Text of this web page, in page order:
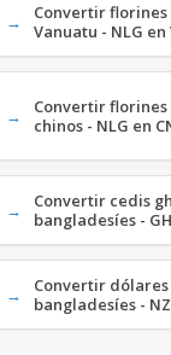
Convertir
Vanuatu - NLG en
Convertir
chinos - NLG en
Convertir cedis
bangladesíes -
Convertir
bangladesíes -